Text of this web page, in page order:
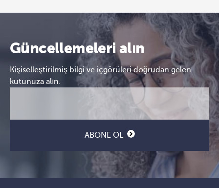
Güncellemeleri alın
Kişiselleştirilmiş bilgi ve içgörüleri doğrudan gelen
kutunuza alın.
ABONE OL